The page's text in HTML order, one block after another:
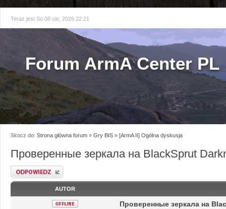
Teraz jest So 08 sie, 2026 22:21
Forum ArmA Center PL
Skocz do: Strona główna forum » Gry BIS » [ArmA II] Ogólna dyskusja
Проверенные зеркала на BlackSprut
Odpowiedz
AUTOR
Проверенные зеркала на